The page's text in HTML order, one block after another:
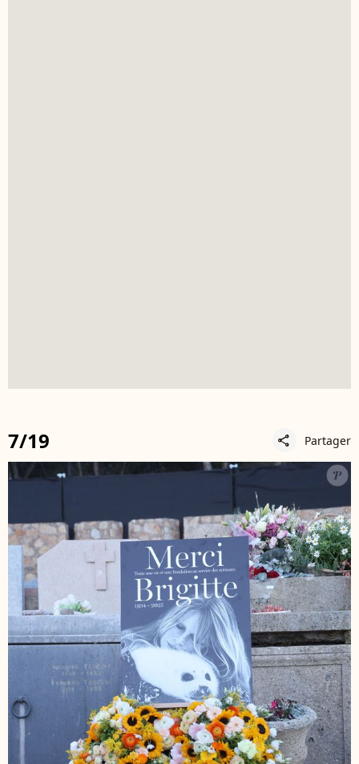
7/19 share Partager